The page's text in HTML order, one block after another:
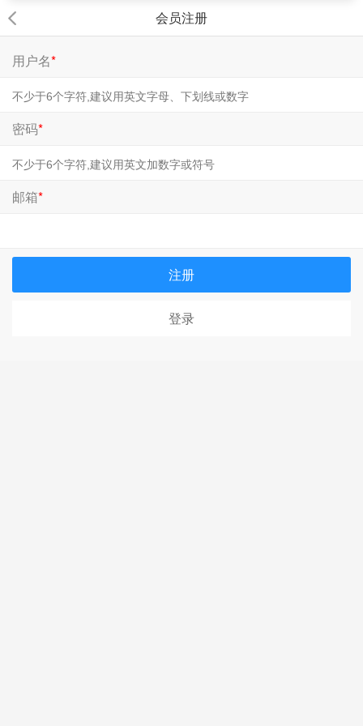
会员注册
用户名*
密码*
邮箱*
注册
登录